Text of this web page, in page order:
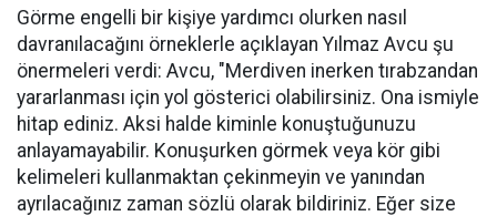
Görme engelli bir kişiye yardımcı olurken nasıl
davranılacağını örneklerle açıklayan Yılmaz Avcu şu
önermeleri verdi: Avcu, "Merdiven inerken tırabzandan
yararlanması için yol gösterici olabilirsiniz. Ona ismiyle
hitap ediniz. Aksi halde kiminle konuştuğunuzu
anlayamayabilir. Konuşurken görmek veya kör gibi
kelimeleri kullanmaktan çekinmeyin ve yanından
ayrılacağınız zaman sözlü olarak bildiriniz. Eğer size